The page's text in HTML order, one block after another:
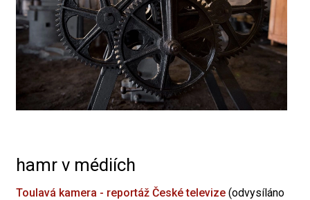
hamr v médiích
Toulavá kamera - reportáž České televize (odvysíláno